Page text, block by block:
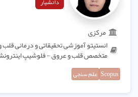
مرکزی
انستیتو آموزشی تحقیقاتی و درمانی
متخصص قلب و عروق - فلوشیپ
Scopus علم سنجی